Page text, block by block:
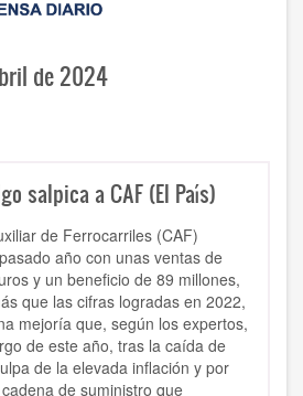
de 2024
salpica a CAF (El País)
de Ferrocarriles (CAF)
año con unas ventas de
y un beneficio de 89 millones,
que las cifras logradas en 2022,
mejoría que, según los expertos,
de este año, tras la caída de
de la elevada inflación y por
de suministro que